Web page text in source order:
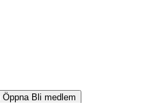
Öppna Bli medlem